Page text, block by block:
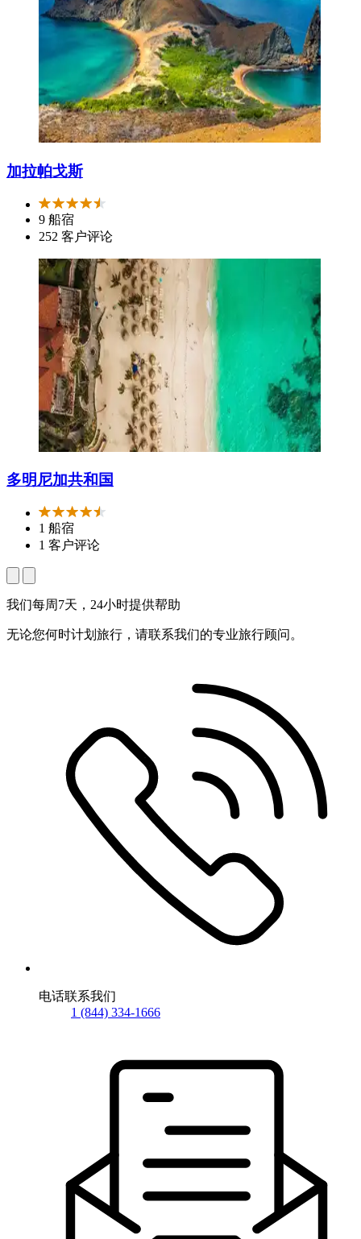
加拉帕戈斯
9 船宿
252 客户评论
多明尼加共和国
1 船宿
1 客户评论
我们每周7天，24小时提供帮助
无论您何时计划旅行，请联系我们的专业旅行顾问。
电话联系我们
1 (844) 334-1666